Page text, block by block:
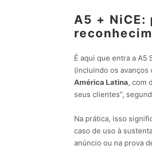
A5 +
É aqui que entra a A5
(incluindo os avanços
América Latina, com
seus clientes”,
Na prática, isso
caso de uso à
anúncio ou na prova